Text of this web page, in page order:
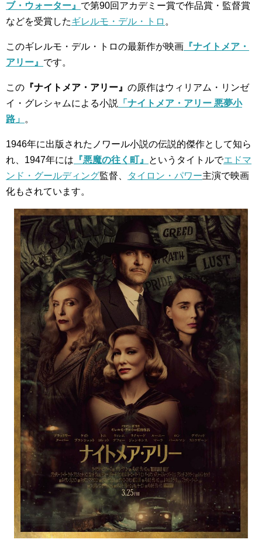
ブ・ウォーター』 で第90回アカデミー賞で作品賞・監督賞
などを受賞したギレルモ・デル・トロ 。
このギレルモ・デル・トロの最新作が映画 『ナイトメア・
アリー』 です。
この 『ナイトメア・アリー』 の原作はウィリアム・リンゼ
イ・グレシャムによる小説
「ナイトメア・アリー 悪夢小
路」 。
1946年に出版されたノワール小説の伝説的傑作として知ら
れ、1947年には 『悪魔の往く町』 というタイトルでエドマ
ンド・グールディング監督、 タイロン・パワー主演で映画
化もされています。